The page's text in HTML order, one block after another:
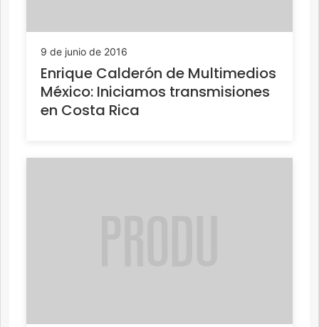
9 de junio de 2016
Enrique Calderón de Multimedios
México: Iniciamos transmisiones
en Costa Rica